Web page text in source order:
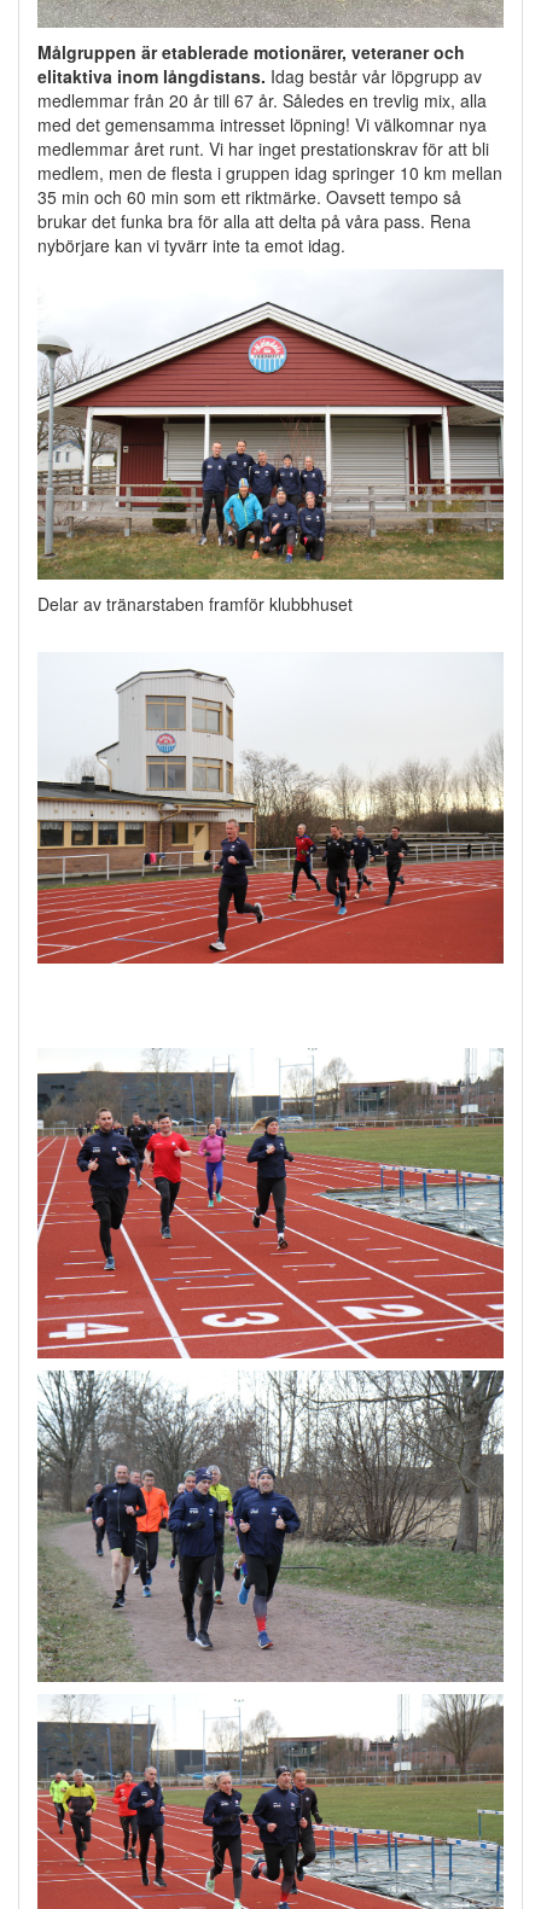
Målgruppen är etablerade motionärer, veteraner och
elitaktiva inom långdistans. Idag består vår löpgrupp av
medlemmar från 20 år till 67 år. Således en trevlig mix, alla
med det gemensamma intresset löpning! Vi välkomnar nya
medlemmar året runt. Vi har inget prestationskrav för att bli
medlem, men de flesta i gruppen idag springer 10 km mellan
35 min och 60 min som ett riktmärke. Oavsett tempo så
brukar det funka bra för alla att delta på våra pass. Rena
nybörjare kan vi tyvärr inte ta emot idag.
Delar av tränarstaben framför klubbhuset